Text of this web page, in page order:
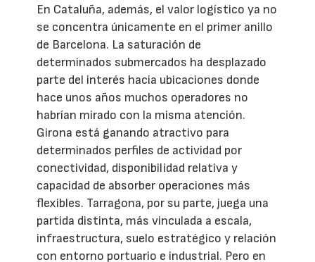
En Cataluña, además, el valor logístico ya no
se concentra únicamente en el primer anillo
de Barcelona. La saturación de
determinados submercados ha desplazado
parte del interés hacia ubicaciones donde
hace unos años muchos operadores no
habrían mirado con la misma atención.
Girona está ganando atractivo para
determinados perfiles de actividad por
conectividad, disponibilidad relativa y
capacidad de absorber operaciones más
flexibles. Tarragona, por su parte, juega una
partida distinta, más vinculada a escala,
infraestructura, suelo estratégico y relación
con entorno portuario e industrial. Pero en